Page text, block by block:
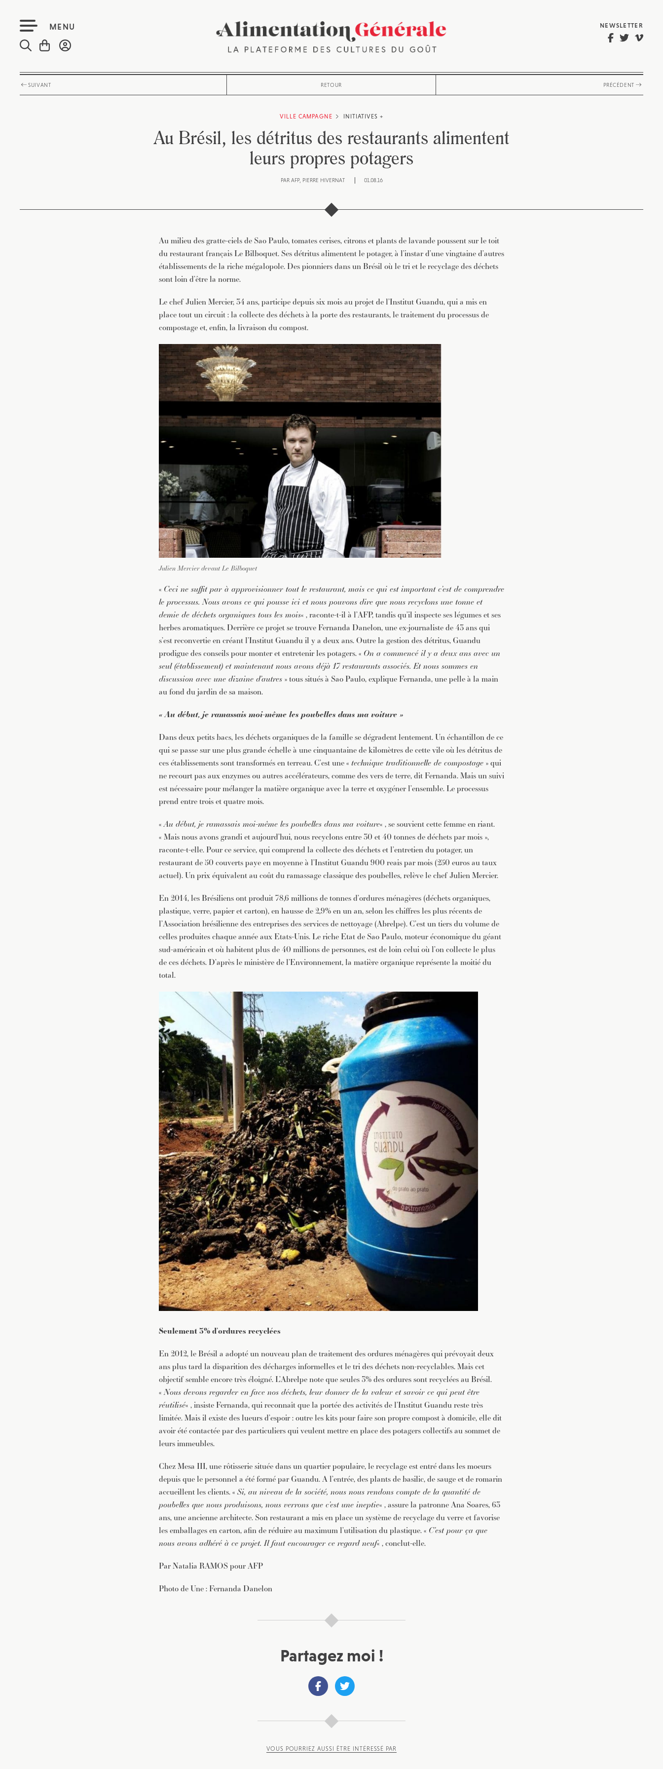
MENU NEWSLETTER
SUIVANT RETOUR PRÉCÉDENT
VILLE CAMPAGNE INITIATIVES +
Au Brésil, les détritus des restaurants alimentent
leurs propres potagers
PAR AFP PIERRE HIVERNAT 01.08.16
Au milieu des gratte-ciels de Sao Paulo, tomates cerises, citrons et plants de lavande poussent sur le toit
du restaurant français Le Bilboquet. Ses détritus alimentent le potager, à l’instar d’une vingtaine d’autres
établissements de la riche mégalopole. Des pionniers dans un Brésil où le tri et le recyclage des déchets
sont loin d’être la norme.
Le chef Julien Mercier, 34 ans, participe depuis six mois au projet de l’Institut Guandu, qui a mis en
place tout un circuit : la collecte des déchets à la porte des restaurants, le traitement du processus de
compostage et, enfin, la livraison du compost.
Julien Mercier devant Le Bilboquet
« Ceci ne suffit par à approvisionner tout le restaurant, mais ce qui est important c’est de comprendre
le processus. Nous avons ce qui pousse ici et nous pouvons dire que nous recyclons une tonne et
demie de déchets organiques tous les mois« , raconte-t-il à l’AFP, tandis qu’il inspecte ses légumes et ses
herbes aromatiques. Derrière ce projet se trouve Fernanda Danelon, une ex-journaliste de 43 ans qui
s’est reconvertie en créant l’Institut Guandu il y a deux ans. Outre la gestion des détritus, Guandu
prodigue des conseils pour monter et entretenir les potagers. « On a commencé il y a deux ans avec un
seul (établissement) et maintenant nous avons déjà 17 restaurants associés. Et nous sommes en
discussion avec une dizaine d’autres » tous situés à Sao Paulo, explique Fernanda, une pelle à la main
au fond du jardin de sa maison.
« Au début, je ramassais moi-même les poubelles dans ma voiture »
Dans deux petits bacs, les déchets organiques de la famille se dégradent lentement. Un échantillon de ce
qui se passe sur une plus grande échelle à une cinquantaine de kilomètres de cette vile où les détritus de
ces établissements sont transformés en terreau. C’est une « technique traditionnelle de compostage » qui
ne recourt pas aux enzymes ou autres accélérateurs, comme des vers de terre, dit Fernanda. Mais un suivi
est nécessaire pour mélanger la matière organique avec la terre et oxygéner l’ensemble. Le processus
prend entre trois et quatre mois.
«Au début, je ramassais moi-même les poubelles dans ma voiture« , se souvient cette femme en riant.
« Mais nous avons grandi et aujourd’hui, nous recyclons entre 30 et 40 tonnes de déchets par mois »,
raconte-t-elle. Pour ce service, qui comprend la collecte des déchets et l’entretien du potager, un
restaurant de 50 couverts paye en moyenne à l’Institut Guandu 900 reais par mois (250 euros au taux
actuel). Un prix équivalent au coût du ramassage classique des poubelles, relève le chef Julien Mercier.
En 2014, les Brésiliens ont produit 78,6 millions de tonnes d’ordures ménagères (déchets organiques,
plastique, verre, papier et carton), en hausse de 2,9% en un an, selon les chiffres les plus récents de
l’Association brésilienne des entreprises des services de nettoyage (Abrelpe). C’est un tiers du volume de
celles produites chaque année aux Etats-Unis. Le riche Etat de Sao Paulo, moteur économique du géant
sud-américain et où habitent plus de 40 millions de personnes, est de loin celui où l’on collecte le plus
de ces déchets. D’après le ministère de l’Environnement, la matière organique représente la moitié du
total.
Seulement 3% d’ordures recyclées
En 2012, le Brésil a adopté un nouveau plan de traitement des ordures ménagères qui prévoyait deux
ans plus tard la disparition des décharges informelles et le tri des déchets non-recyclables. Mais cet
objectif semble encore très éloigné. L’Abrelpe note que seules 3% des ordures sont recyclées au Brésil.
«Nous devons regarder en face nos déchets, leur donner de la valeur et savoir ce qui peut être
réutilisé« , insiste Fernanda, qui reconnaît que la portée des activités de l’Institut Guandu reste très
limitée. Mais il existe des lueurs d’espoir : outre les kits pour faire son propre compost à domicile, elle dit
avoir été contactée par des particuliers qui veulent mettre en place des potagers collectifs au sommet de
leurs immeubles.
Chez Mesa III, une rôtisserie située dans un quartier populaire, le recyclage est entré dans les moeurs
depuis que le personnel a été formé par Guandu. A l’entrée, des plants de basilic, de sauge et de romarin
accueillent les clients. « Si, au niveau de la société, nous nous rendons compte de la quantité de
poubelles que nous produisons, nous verrons que c’est une ineptie« , assure la patronne Ana Soares, 63
ans, une ancienne architecte. Son restaurant a mis en place un système de recyclage du verre et favorise
les emballages en carton, afin de réduire au maximum l’utilisation du plastique. « C’est pour ça que
nous avons adhéré à ce projet. Il faut encourager ce regard neuf« , conclut-elle.
Par Natalia RAMOS pour AFP
Photo de Une : Fernanda Danelon
Partagez moi !
VOUS POURRIEZ AUSSI ÊTRE INTÉRESSÉ PAR
Pour recevoir toutes les deux semaines notre lettre d’info avec une
sélection d’articles …